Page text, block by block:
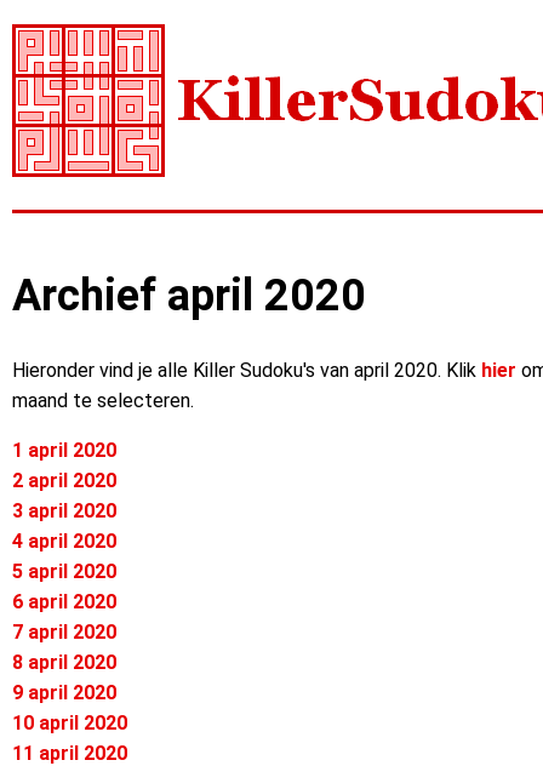
Archief april 2020
Hieronder vind je alle Killer Sudoku's van april 2020. Klik hier
maand te selecteren.
1 april 2020
2 april 2020
3 april 2020
4 april 2020
5 april 2020
6 april 2020
7 april 2020
8 april 2020
9 april 2020
10 april 2020
11 april 2020